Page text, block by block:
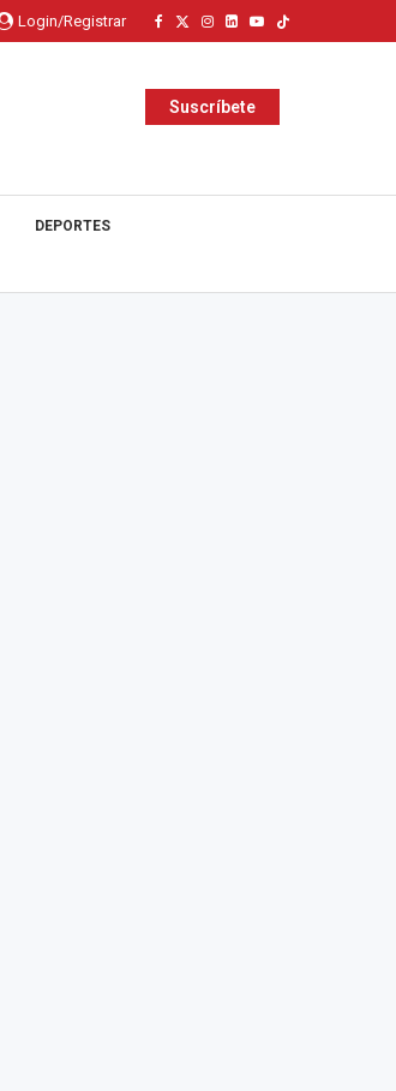
Login/Registrar
Suscríbete
DEPORTES